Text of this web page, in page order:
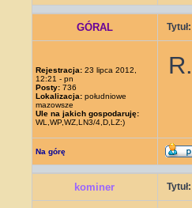
GÓRAL Tytuł:
Rejestracja: 23 lipca 2012,
12:21 - pn
Posty: 736
Lokalizacja: południowe
mazowsze
Ule na jakich gospodaruję:
WL,WP,WZ,LN3/4,D,LZ:)
Na górę
kominer Tytuł: